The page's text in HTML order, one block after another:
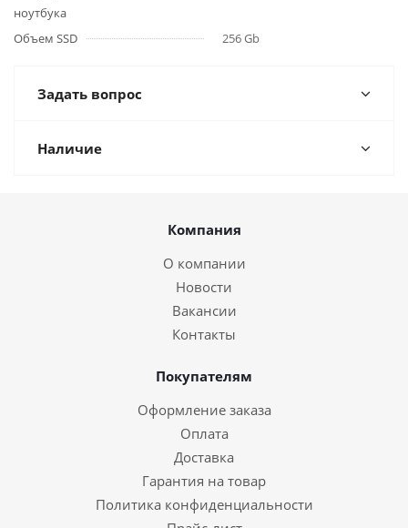
ноутбука
Объем SSD 256 Gb
Задать вопрос
Наличие
Компания
О компании
Новости
Вакансии
Контакты
Покупателям
Оформление заказа
Оплата
Доставка
Гарантия на товар
Политика конфиденциальности